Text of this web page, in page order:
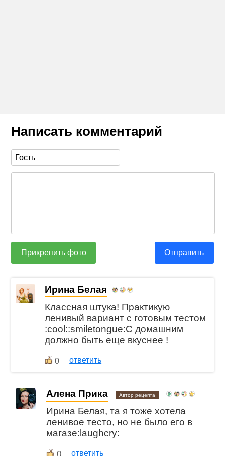
Написать комментарий
Прикрепить фото Отправить
Ирина Белая
Классная штука! Практикую
ленивый вариант с готовым тестом
:cool::smiletongue:С домашним
должно быть еще вкуснее !
0 ответить
Алена Прика Автор рецепта
Ирина Белая, та я тоже хотела
ленивое тесто, но не было его в
магазе:laughcry:
ответить